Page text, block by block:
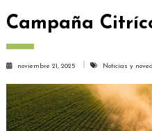
Campaña
noviembre 21, 2025 Noticias y